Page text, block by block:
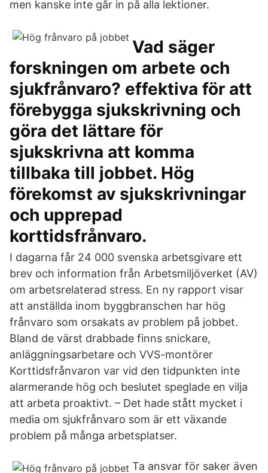
men kanske inte går in på alla lektioner.
Vad säger
forskningen om arbete och
sjukfrånvaro? effektiva för att
förebygga sjukskrivning och
göra det lättare för
sjukskrivna att komma
tillbaka till jobbet. Hög
förekomst av sjukskrivningar
och upprepad
korttidsfrånvaro.
I dagarna får 24 000 svenska arbetsgivare ett
brev och information från Arbetsmiljöverket (AV)
om arbetsrelaterad stress. En ny rapport visar
att anställda inom byggbranschen har hög
frånvaro som orsakats av problem på jobbet.
Bland de värst drabbade finns snickare,
anläggningsarbetare och VVS-montörer
Korttidsfrånvaron var vid den tidpunkten inte
alarmerande hög och beslutet speglade en vilja
att arbeta proaktivt. – Det hade stått mycket i
media om sjukfrånvaro som är ett växande
problem på många arbetsplatser.
Ta ansvar för saker även